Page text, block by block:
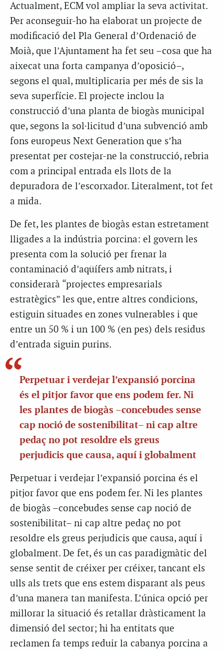
Actualment, ECM vol ampliar la seva activitat.
Per aconseguir-ho ha elaborat un projecte de
modificació del Pla General d’Ordenació de
Moià, que l’Ajuntament ha fet seu –cosa que ha
aixecat una forta campanya d’oposició–,
segons el qual, multiplicaria per més de sis la
seva superfície. El projecte inclou la
construcció d’una planta de biogàs municipal
que, segons la sol·licitud d’una subvenció amb
fons europeus Next Generation que s’ha
presentat per costejar-ne la construcció, rebria
com a principal entrada els llots de la
depuradora de l’escorxador. Literalment, tot fet
a mida.
De fet, les plantes de biogàs estan estretament
lligades a la indústria porcina: el govern les
presenta com la solució per frenar la
contaminació d’aqüífers amb nitrats, i
considerarà “projectes empresarials
estratègics” les que, entre altres condicions,
estiguin situades en zones vulnerables i que
entre un 50 % i un 100 % (en pes) dels residus
d’entrada siguin purins.
Perpetuar i verdejar l’expansió porcina
és el pitjor favor que ens podem fer. Ni
les plantes de biogàs –concebudes sense
cap noció de sostenibilitat– ni cap altre
pedaç no pot resoldre els greus
perjudicis que causa, aquí i globalment
Perpetuar i verdejar l’expansió porcina és el
pitjor favor que ens podem fer. Ni les plantes
de biogàs –concebudes sense cap noció de
sostenibilitat– ni cap altre pedaç no pot
resoldre els greus perjudicis que causa, aquí i
globalment. De fet, és un cas paradigmàtic del
sense sentit de créixer per créixer, tancant els
ulls als trets que ens estem disparant als peus
d’una manera tan manifesta. L’única opció per
millorar la situació és retallar dràsticament la
dimensió del sector; hi ha entitats que
reclamen fa temps reduir la cabanya porcina a